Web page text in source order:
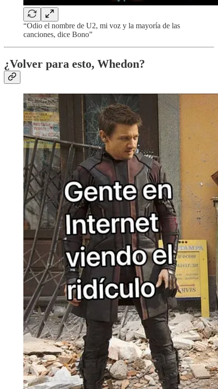
“Odio el nombre de U2, mi voz y la mayoría de las
canciones, dice Bono”
¿Volver para esto, Whedon?